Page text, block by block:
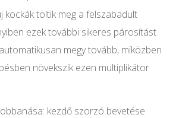
kockák töltik meg a felszabadult
ezek további sikeres párosítást
megy tovább, miközben
növekszik ezen multiplikátor
kezdő szorzó bevetése